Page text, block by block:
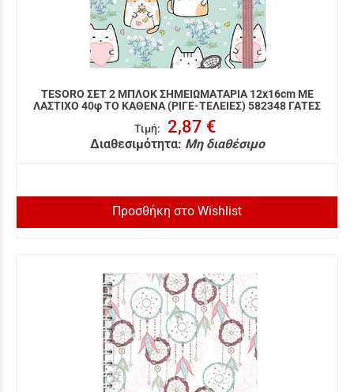
TESORO ΣΕΤ 2 ΜΠΛΟΚ ΣΗΜΕΙΩΜΑΤΑΡΙΑ 12x16cm ΜΕ
ΛΑΣΤΙΧΟ 40φ ΤΟ ΚΑΘΕΝΑ (ΡΙΓΕ-ΤΕΛΕΙΕΣ) 582348 ΓΑΤΕΣ
Τιμή: 2,87 €
Διαθεσιμότητα: Μη διαθέσιμο
Προσθήκη στο Wishlist